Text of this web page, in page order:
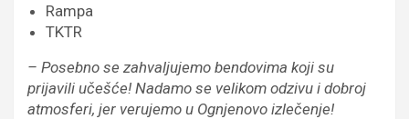
Rampa
TKTR
– Posebno se zahvaljujemo bendovima koji su
prijavili učešće! Nadamo se velikom odzivu i dobroj
atmosferi, jer verujemo u Ognjenovo izlečenje!